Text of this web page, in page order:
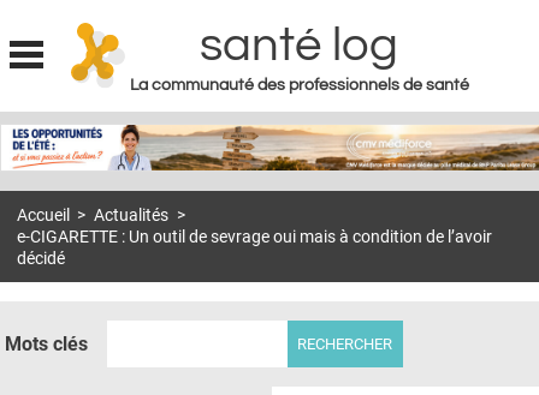
Jump to navigation
santé log
La communauté des professionnels de santé
MON COMPTE
S'ABONNER À LA REVUE SOIN À DOMICILE
Accueil > Actualités >
e-CIGARETTE : Un outil de sevrage oui mais à condition de l’avoir
décidé
Mots clés